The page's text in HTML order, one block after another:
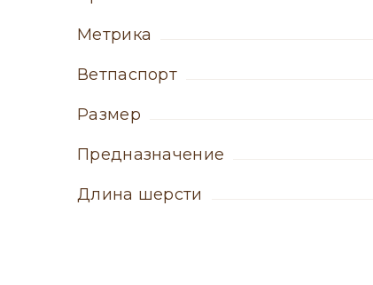
метрика
ветпаспорт
Размер
Предназначение
Длина шерсти